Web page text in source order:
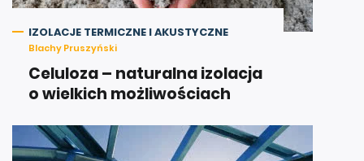
IZOLACJE TERMICZNE I AKUSTYCZNE
Blachy Pruszyński
Celuloza – naturalna izolacja
o wielkich możliwościach